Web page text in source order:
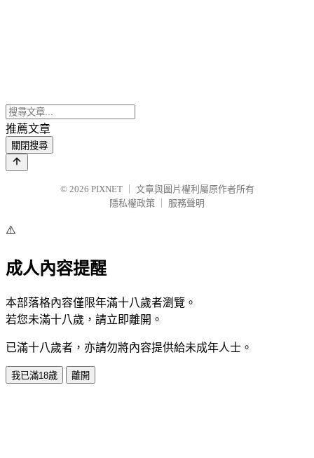
推薦文章
關閉搜尋
© 2026 PIXNET
文章與圖片權利屬原作者所有
隱私權政策
服務聲明
⚠️
成人內容提醒
本部落格內容僅限年滿十八歲者瀏覽。
若您未滿十八歲，請立即離開。
已滿十八歲者，亦請勿將內容提供給未成年人士。
我已滿18歲 離開